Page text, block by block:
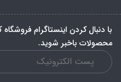
با دنبال کردن اینستاگرام
محصولات باخبر شوید.